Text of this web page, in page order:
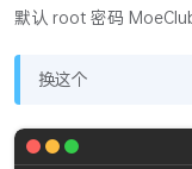
默认 root 密码
换这个